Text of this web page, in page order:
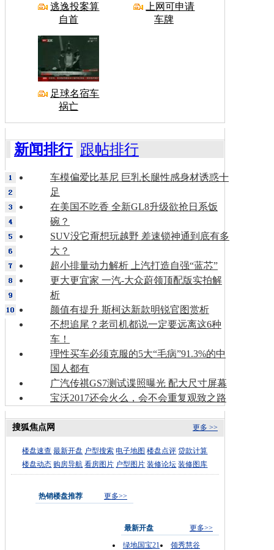
逃逸投案算
自首
上网可申请
车牌
足球名宿车
祸亡
新闻排行 跟帖排行
车模偏爱比基尼 巨乳长腿性感身材诱惑十
足
在美国不吃香 全新GL8升级欲抢日系饭
碗？
SUV没它甭想玩越野 差速锁神通到底有多
大？
超小排量动力解析 上汽打造自强“蓝芯”
更大更宜家 一汽-大众蔚领顶配版实拍解
析
颜值有提升 斯柯达新款明锐官图赏析
不想追尾？老司机都说一定要远离这6种
车！
理性买车必须克服的5大“毛病”91.3%的中
国人都有
广汽传祺GS7测试谍照曝光 配大尺寸屏幕
宝沃2017还会火么，会不会重复观致之路
更多 >>
搜狐焦点网
楼盘速查 最新开盘 户型搜索 电子地图 楼盘点评 贷款计算
楼盘动态 购房导航 看房图片 户型图片 装修论坛 装修图库
热销楼盘推荐 更多>>
最新开盘
更多>>
绿地国宝21
领秀慧谷